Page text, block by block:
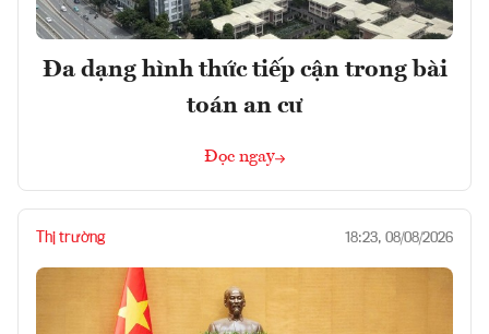
Đa dạng hình thức tiếp cận trong bài
toán an cư
Đọc ngay
Thị trường 18:23, 08/08/2026